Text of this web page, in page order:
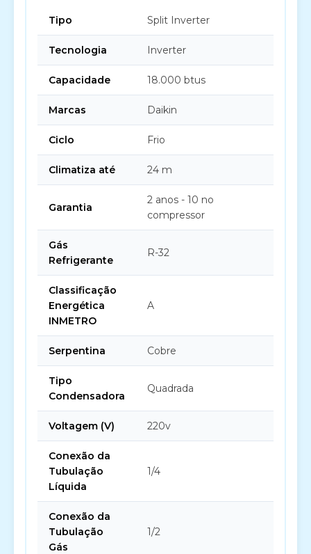
Tipo Split Inverter
Tecnologia Inverter
Capacidade 18.000 btus
Marcas Daikin
Ciclo Frio
Climatiza até 24 m
Garantia
2 anos - 10 no
compressor
Gás
Refrigerante
R-32
Classificação
Energética
INMETRO
A
Serpentina Cobre
Tipo
Condensadora
Quadrada
Voltagem (V) 220v
Conexão da
Tubulação
Líquida
1/4
Conexão da
Tubulação
Gás
1/2